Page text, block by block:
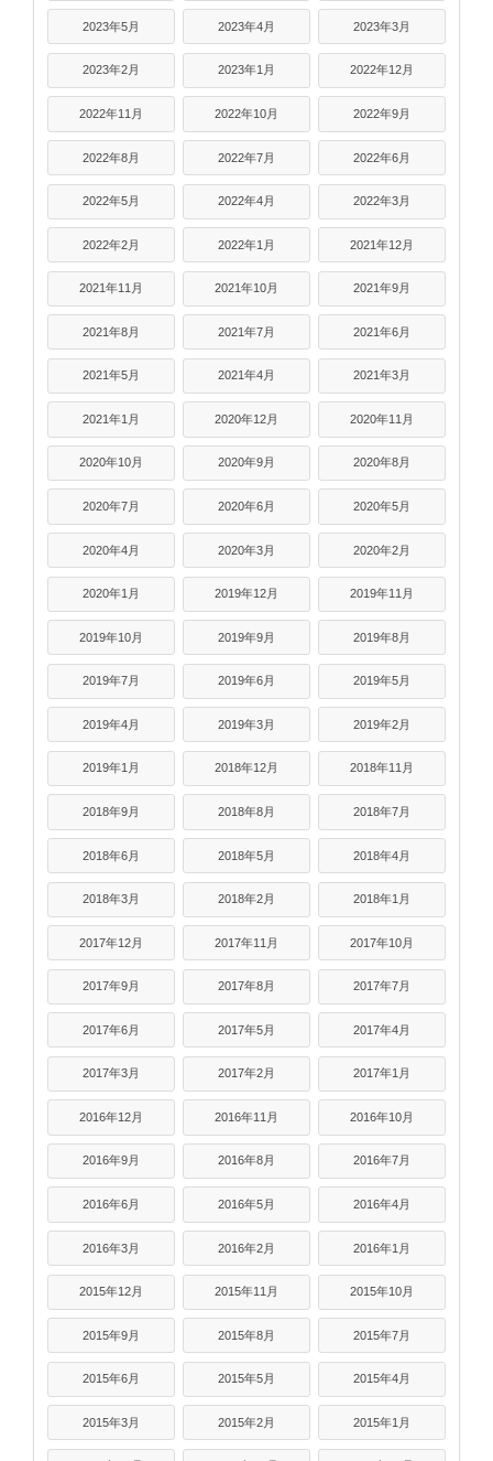
2023年5月 2023年4月 2023年3月
2023年2月 2023年1月 2022年12月
2022年11月 2022年10月 2022年9月
2022年8月 2022年7月 2022年6月
2022年5月 2022年4月 2022年3月
2022年2月 2022年1月 2021年12月
2021年11月 2021年10月 2021年9月
2021年8月 2021年7月 2021年6月
2021年5月 2021年4月 2021年3月
2021年1月 2020年12月 2020年11月
2020年10月 2020年9月 2020年8月
2020年7月 2020年6月 2020年5月
2020年4月 2020年3月 2020年2月
2020年1月 2019年12月 2019年11月
2019年10月 2019年9月 2019年8月
2019年7月 2019年6月 2019年5月
2019年4月 2019年3月 2019年2月
2019年1月 2018年12月 2018年11月
2018年9月 2018年8月 2018年7月
2018年6月 2018年5月 2018年4月
2018年3月 2018年2月 2018年1月
2017年12月 2017年11月 2017年10月
2017年9月 2017年8月 2017年7月
2017年6月 2017年5月 2017年4月
2017年3月 2017年2月 2017年1月
2016年12月 2016年11月 2016年10月
2016年9月 2016年8月 2016年7月
2016年6月 2016年5月 2016年4月
2016年3月 2016年2月 2016年1月
2015年12月 2015年11月 2015年10月
2015年9月 2015年8月 2015年7月
2015年6月 2015年5月 2015年4月
2015年3月 2015年2月 2015年1月